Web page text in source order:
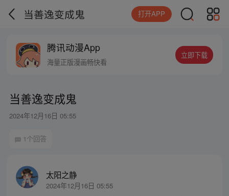
当善逸变成鬼 打开APP
腾讯动漫App
海量正版漫画畅快看
立即下载
当善逸变成鬼
2024年12月16日 05:55
1个回答
太阳之静
2024年12月16日 05:55